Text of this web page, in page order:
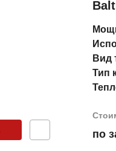
Вид
Тип
по